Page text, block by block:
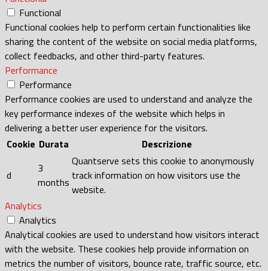
Functional
Functional cookies help to perform certain functionalities like
sharing the content of the website on social media platforms,
collect feedbacks, and other third-party features.
Performance
Performance
Performance cookies are used to understand and analyze the
key performance indexes of the website which helps in
delivering a better user experience for the visitors.
Cookie Durata Descrizione
d
3
months
Quantserve sets this cookie to anonymously
track information on how visitors use the
website.
Analytics
Analytics
Analytical cookies are used to understand how visitors interact
with the website. These cookies help provide information on
metrics the number of visitors, bounce rate, traffic source, etc.